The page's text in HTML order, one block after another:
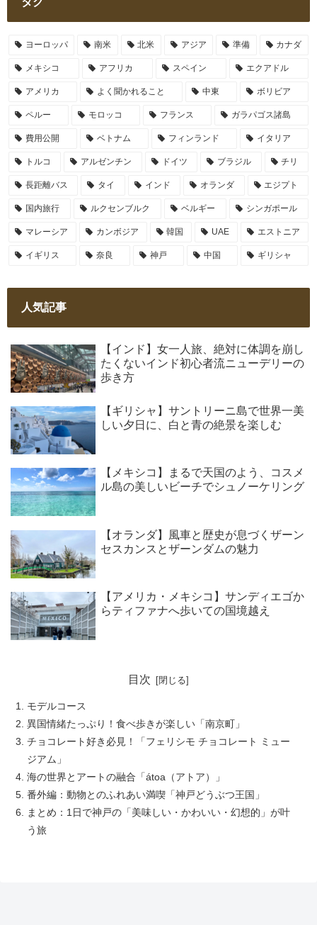
ヨーロッパ 南米 北米 アジア 準備 カナダ
メキシコ アフリカ スペイン エクアドル
アメリカ よく聞かれること 中東 ボリビア
ペルー モロッコ フランス ガラパゴス諸島
費用公開 ベトナム フィンランド イタリア
トルコ アルゼンチン ドイツ ブラジル チリ
長距離バス タイ インド オランダ エジプト
国内旅行 ルクセンブルク ベルギー シンガポール
マレーシア カンボジア 韓国 UAE エストニア
イギリス 奈良 神戸 中国 ギリシャ
人気記事
【インド】女一人旅、絶対に体調を崩し
たくないインド初心者流ニューデリーの
歩き方
【ギリシャ】サントリーニ島で世界一美
しい夕日に、白と青の絶景を楽しむ
【メキシコ】まるで天国のよう、コスメ
ル島の美しいビーチでシュノーケリング
【オランダ】風車と歴史が息づくザーン
セスカンスとザーンダムの魅力
【アメリカ・メキシコ】サンディエゴか
らティファナへ歩いての国境越え
目次
モデルコース
異国情緒たっぷり！食べ歩きが楽しい「南京町」
チョコレート好き必見！「フェリシモ チョコレート ミュー
ジアム」
海の世界とアートの融合「átoa（アトア）」
番外編：動物とのふれあい満喫「神戸どうぶつ王国」
まとめ：1日で神戸の「美味しい・かわいい・幻想的」が叶
う旅